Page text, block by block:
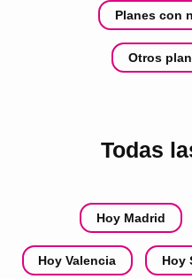
Planes con
Otros
Todas
Hoy Madrid
Hoy Valencia Hoy